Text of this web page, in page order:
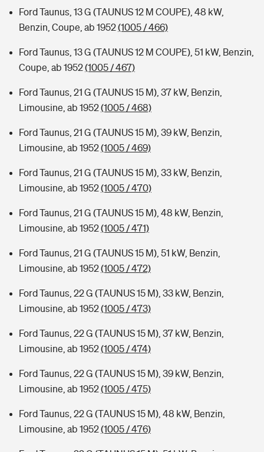
Ford Taunus, 13 G (TAUNUS 12 M COUPE), 48 kW,
Benzin, Coupe, ab 1952(1005 / 466)
Ford Taunus, 13 G (TAUNUS 12 M COUPE), 51 kW, Benzin,
Coupe, ab 1952(1005 / 467)
Ford Taunus, 21 G (TAUNUS 15 M), 37 kW, Benzin,
Limousine, ab 1952(1005 / 468)
Ford Taunus, 21 G (TAUNUS 15 M), 39 kW, Benzin,
Limousine, ab 1952(1005 / 469)
Ford Taunus, 21 G (TAUNUS 15 M), 33 kW, Benzin,
Limousine, ab 1952(1005 / 470)
Ford Taunus, 21 G (TAUNUS 15 M), 48 kW, Benzin,
Limousine, ab 1952(1005 / 471)
Ford Taunus, 21 G (TAUNUS 15 M), 51 kW, Benzin,
Limousine, ab 1952(1005 / 472)
Ford Taunus, 22 G (TAUNUS 15 M), 33 kW, Benzin,
Limousine, ab 1952(1005 / 473)
Ford Taunus, 22 G (TAUNUS 15 M), 37 kW, Benzin,
Limousine, ab 1952(1005 / 474)
Ford Taunus, 22 G (TAUNUS 15 M), 39 kW, Benzin,
Limousine, ab 1952(1005 / 475)
Ford Taunus, 22 G (TAUNUS 15 M), 48 kW, Benzin,
Limousine, ab 1952(1005 / 476)